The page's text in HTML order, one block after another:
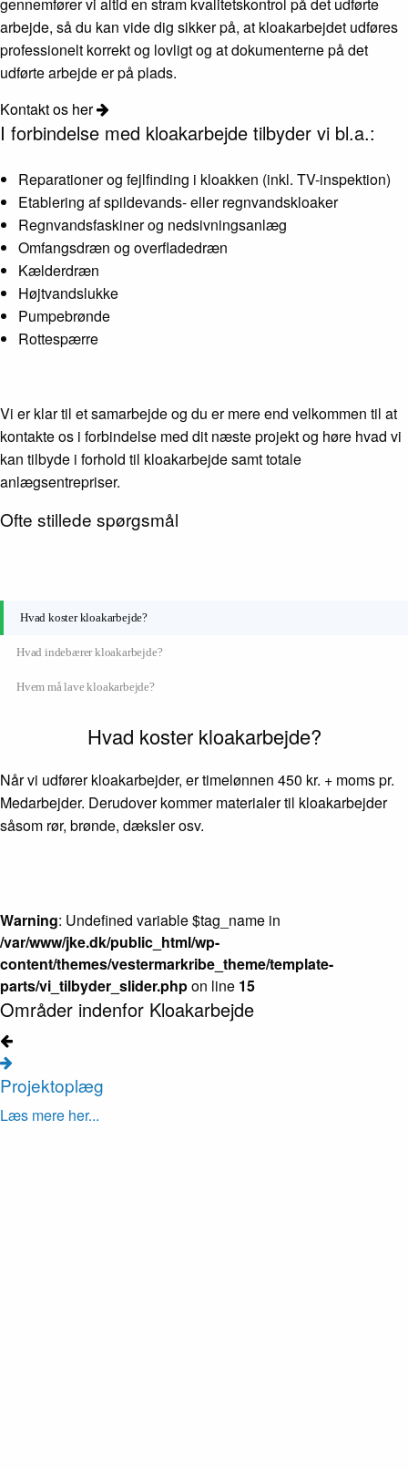
gennemfører vi altid en stram kvalitetskontrol på det udførte
arbejde, så du kan vide dig sikker på, at kloakarbejdet udføres
professionelt korrekt og lovligt og at dokumenterne på det
udførte arbejde er på plads.
Kontakt os her
I forbindelse med kloakarbejde tilbyder vi bl.a.:
Reparationer og fejlfinding i kloakken (inkl. TV-inspektion)
Etablering af spildevands- eller regnvandskloaker
Regnvandsfaskiner og nedsivningsanlæg
Omfangsdræn og overfladedræn
Kælderdræn
Højtvandslukke
Pumpebrønde
Rottespærre
Vi er klar til et samarbejde og du er mere end velkommen til at
kontakte os i forbindelse med dit næste projekt og høre hvad vi
kan tilbyde i forhold til kloakarbejde samt totale
anlægsentrepriser.
Ofte stillede spørgsmål
Hvad koster kloakarbejde?
Hvad indebærer kloakarbejde?
Hvem må lave kloakarbejde?
Hvad koster kloakarbejde?
Når vi udfører kloakarbejder, er timelønnen 450 kr. + moms pr.
Medarbejder. Derudover kommer materialer til kloakarbejder
såsom rør, brønde, dæksler osv.
Warning: Undefined variable $tag_name in
/var/www/jke.dk/public_html/wp-
content/themes/vestermarkribe_theme/template-
parts/vi_tilbyder_slider.phpon line 15
Områder indenfor Kloakarbejde
Projektoplæg
Læs mere her...